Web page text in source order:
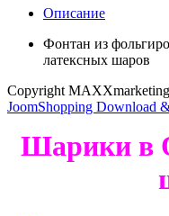
Описание
Фонтан из
латексных шаров
Copyright
JoomShopping Download
Шарики в